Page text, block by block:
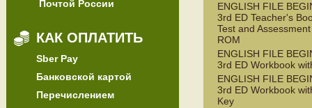
Почтой России
КАК ОПЛАТИТЬ
Sber Pay
Банковской картой
Перечислением
ENGLISH FILE
3rd ED Teacher's
Test and
ROM
ENGLISH FILE
3rd ED Workbook
ENGLISH FILE
3rd ED Workbook
Key